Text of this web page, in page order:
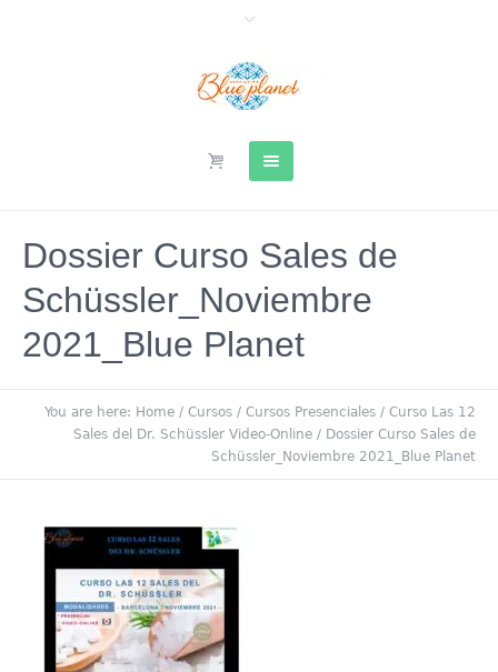
Dossier Curso Sales de
Schüssler_Noviembre
2021_Blue Planet
You are here: Home / Cursos / Cursos Presenciales / Curso Las 12
Sales del Dr. Schüssler Video-Online / Dossier Curso Sales de
Schüssler_Noviembre 2021_Blue Planet